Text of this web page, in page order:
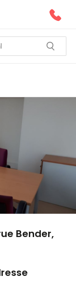
Bender,